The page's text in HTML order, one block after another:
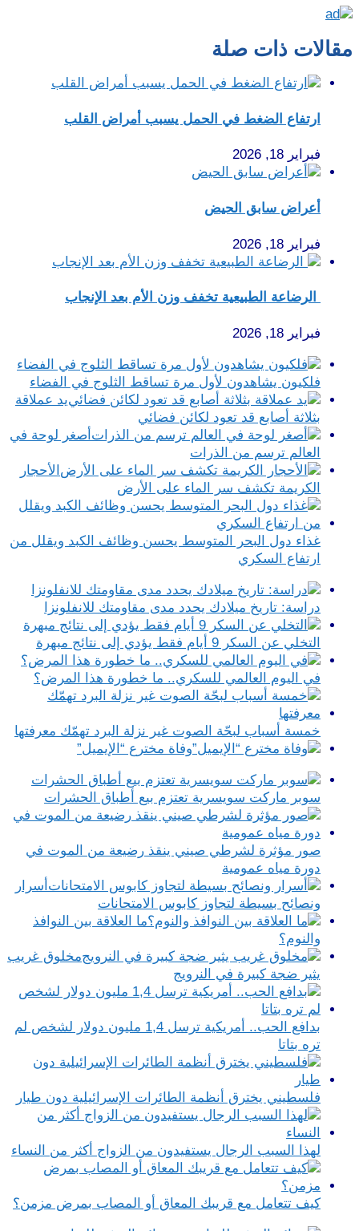
مقالات ذات صلة
ارتفاع الضغط في الحمل يسبب أمراض القلب
فبراير 18, 2026
أعراض سابق الحيض
فبراير 18, 2026
الرضاعة الطبيعية تخفف وزن الأم بعد الإنجاب
فبراير 18, 2026
فلكيون يشاهدون لأول مرة تساقط الثلوج في الفضاء
يد عملاقة
بثلاثة أصابع قد تعود لكائن فضائي
أصغر لوحة في
العالم ترسم من الذرات
الأحجار
الكريمة تكشف سر الماء على الأرض
غذاء دول البحر المتوسط يحسن وظائف الكبد ويقلل من
ارتفاع السكري
دراسة: تاريخ ميلادك يحدد مدى مقاومتك للانفلونزا
التخلي عن السكر 9 أيام فقط يؤدي إلى نتائج مبهرة
في اليوم العالمي للسكري.. ما خطورة هذا المرض؟
خمسة أسباب لبحّة الصوت غير نزلة البرد تهمّك معرفتها
وفاة مخترع “الإيميل”
سوبر ماركت سويسرية تعتزم بيع أطباق الحشرات
صور مؤثرة لشرطي صيني ينقذ رضيعة من الموت في
دورة مياه عمومية
أسرار
ونصائح بسيطة لتجاوز كابوس الامتحانات
ما العلاقة بين النوافذ
والنوم؟
مخلوق غريب
يثير ضجة كبيرة في النرويج
بدافع الحب.. أمريكية ترسل 1,4 مليون دولار لشخص لم
تره بتاتا
فلسطيني يخترق أنظمة الطائرات الإسرائيلية دون طيار
لهذا السبب الرجال يستفيدون من الزواج أكثر من النساء
كيف تتعامل مع قريبك المعاق أو المصاب بمرض مزمن؟